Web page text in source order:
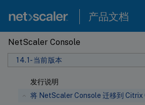
产品文档
NetScaler Console
14.1-当前版本
发行说明
将 NetScaler Console 迁移到 Citrix